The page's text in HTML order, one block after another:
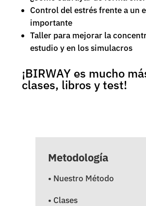
Control del estrés frente a un
importante
Taller para mejorar la
estudio y en los simulacros
¡BIRWAY es mucho
clases, libros y test!
Metodología
• Nuestro Método
• Clases